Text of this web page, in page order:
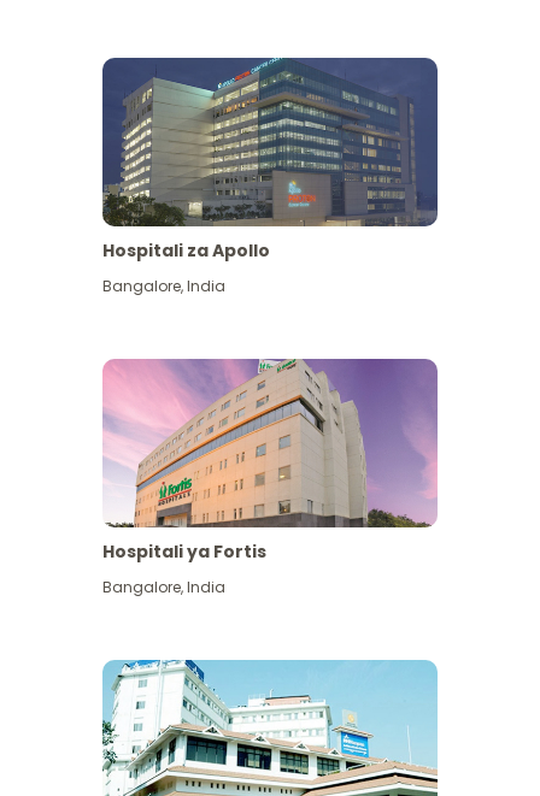
Hospitali za Apollo
Bangalore,India
Hospitali ya Fortis
Bangalore,India